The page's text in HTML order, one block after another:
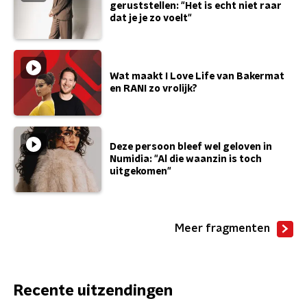
geruststellen: "Het is echt niet raar
dat je je zo voelt"
Wat maakt I Love Life van Bakermat
en RANI zo vrolijk?
Deze persoon bleef wel geloven in
Numidia: "Al die waanzin is toch
uitgekomen"
Meer fragmenten
Recente uitzendingen